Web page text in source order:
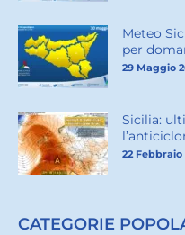
Meteo
per
29 Maggio
Sicilia:
22 Febbraio
CATEGORIE